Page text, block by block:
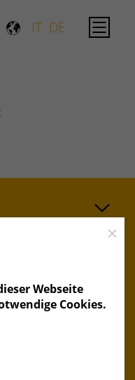
IT DE
Close
Webseite
Cookies.